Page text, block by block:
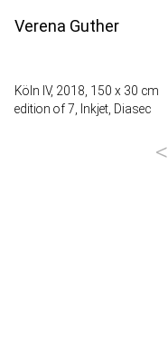
Verena Guther
Köln IV, 2018, 150 x 30 cm
edition of 7, Inkjet, Diasec
<